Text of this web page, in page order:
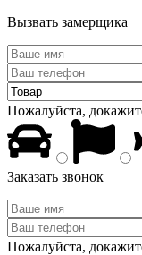
Вызвать замерщика
Пожалуйста,
Заказать звонок
Пожалуйста,